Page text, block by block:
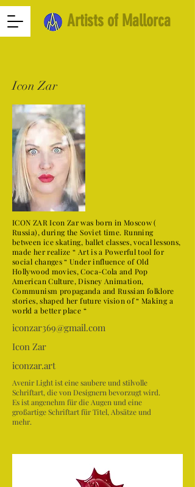
Artists of Mallorca
Icon Zar
ICON ZAR Icon Zar was born in Moscow (
Russia), during the Soviet time. Running
between ice skating, ballet classes, vocal lessons,
made her realize “ Art is a Powerful tool for
social changes “ Under influence of Old
Hollywood movies, Coca-Cola and Pop
American Culture, Disney Animation,
Communism propaganda and Russian folklore
stories, shaped her future vision of “ Making a
world a better place “
iconzar369@gmail.com
Icon Zar
iconzar.art
Avenir Light ist eine saubere und stilvolle
Schriftart, die von Designern bevorzugt wird.
Es ist angenehm für die Augen und eine
großartige Schriftart für Titel, Absätze und
mehr.